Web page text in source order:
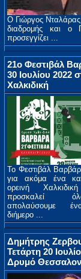
Ο Γιώργος Νταλάρας
διαδρομής και ο
προσεγγίζει ...
21ο Φεστιβάλ
30 Ιουλίου 2022
Χαλκιδική
Το Φεστιβάλ
για ακόμα ένα
ορεινή
προσκαλεί
απολαύσουμε
διήμερο ...
Δημήτρης
Τετάρτη 20
Δρυμό